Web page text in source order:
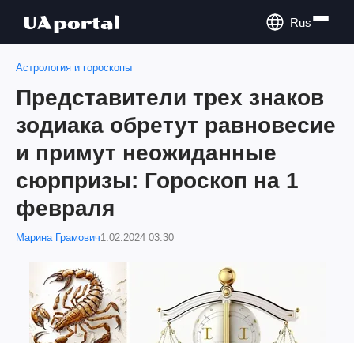
Rus
Астрология и гороскопы
Представители трех знаков
зодиака обретут равновесие
и примут неожиданные
сюрпризы: Гороскоп на 1
февраля
Марина Грамович1.02.2024 03:30